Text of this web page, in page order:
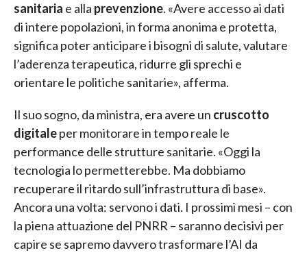
sanitaria e alla prevenzione. «Avere accesso ai dati
di intere popolazioni, in forma anonima e protetta,
significa poter anticipare i bisogni di salute, valutare
l’aderenza terapeutica, ridurre gli sprechi e
orientare le politiche sanitarie», afferma.
Il suo sogno, da ministra, era avere un cruscotto
digitaleper monitorare in tempo reale le
performance delle strutture sanitarie. «Oggi la
tecnologia lo permetterebbe. Ma dobbiamo
recuperare il ritardo sull’infrastruttura di base».
Ancora una volta: servono i dati. I prossimi mesi – con
la piena attuazione del PNRR – saranno decisivi per
capire se sapremo davvero trasformare l’AI da